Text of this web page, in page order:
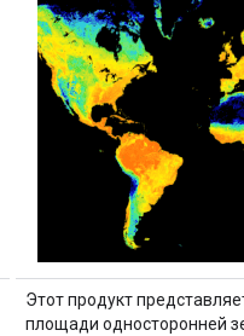
Этот продукт
площади односторонней